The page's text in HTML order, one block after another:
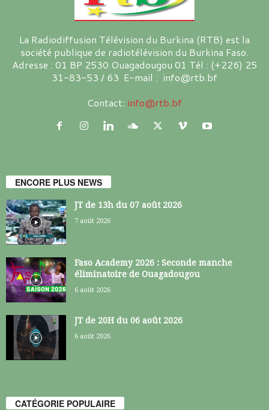
La Radiodiffusion Télévision du Burkina (RTB) est la
société publique de radiotélévision du Burkina Faso.
Adresse : 01 BP 2530 Ouagadougou 01 Tél : (+226) 25
31-83-53 / 63 E-mail : info@rtb.bf
Contact: info@rtb.bf
ENCORE PLUS NEWS
JT de 13h du 07 août 2026
7 août 2026
Faso Academy 2026 : Seconde manche
éliminatoire de Ouagadougou
6 août 2026
JT de 20H du 06 août 2026
6 août 2026
CATÉGORIE POPULAIRE